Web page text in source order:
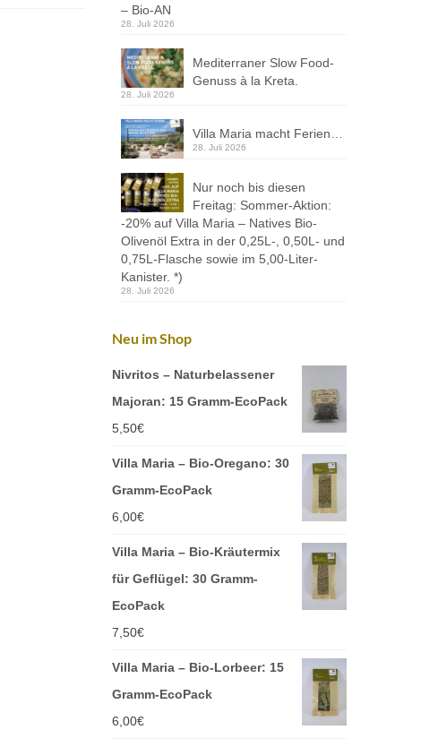
– Bio-AN
28. Juli 2026
Mediterraner Slow Food-
Genuss à la Kreta.
28. Juli 2026
Villa Maria macht Ferien…
28. Juli 2026
Nur noch bis diesen
Freitag: Sommer-Aktion:
-20% auf Villa Maria – Natives Bio-
Olivenöl Extra in der 0,25L-, 0,50L- und
0,75L-Flasche sowie im 5,00-Liter-
Kanister. *)
28. Juli 2026
Neu im Shop
Nivritos – Naturbelassener
Majoran: 15 Gramm-EcoPack
5,50€
Villa Maria – Bio-Oregano: 30
Gramm-EcoPack
6,00€
Villa Maria – Bio-Kräutermix
für Geflügel: 30 Gramm-
EcoPack
7,50€
Villa Maria – Bio-Lorbeer: 15
Gramm-EcoPack
6,00€